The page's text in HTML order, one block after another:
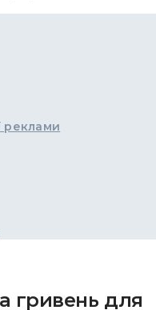
реклами
гривень для